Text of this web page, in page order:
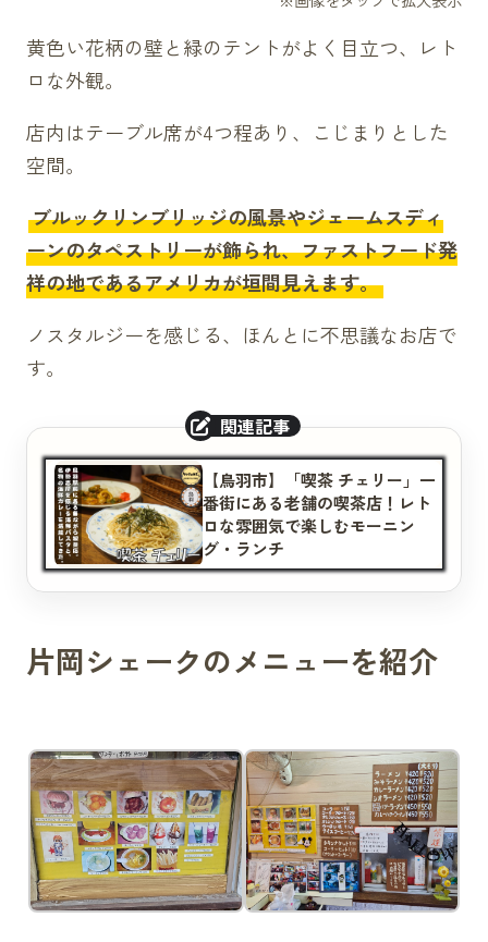
黄色い花柄の壁と緑のテントがよく目立つ、レト
ロな外観。
店内はテーブル席が4つ程あり、こじまりとした
空間。
ブルックリンブリッジの風景やジェームスディ
ーンのタペストリーが飾られ、ファストフード発
祥の地であるアメリカが垣間見えます。
ノスタルジーを感じる、ほんとに不思議なお店で
す。
【鳥羽市】「喫茶 チェリー」一
番街にある老舗の喫茶店！レト
ロな雰囲気で楽しむモーニン
グ・ランチ
片岡シェークのメニューを紹介